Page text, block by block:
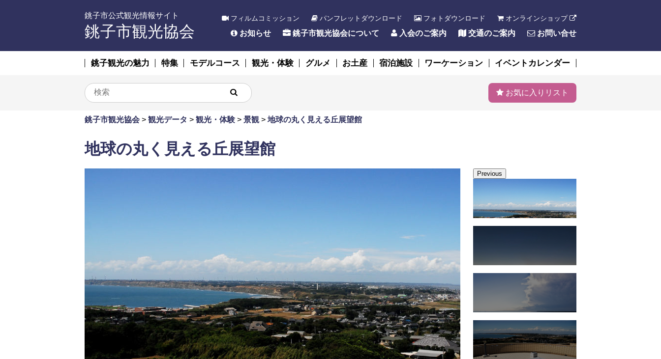
銚子市公式観光情報サイト
銚子市観光協会
フィルムコミッション パンフレットダウンロード フォトダウンロード オンラインショップ
お知らせ 銚子市観光協会について 入会のご案内 交通のご案内 お問い合せ
銚子観光の魅力 特集 モデルコース 観光・体験 グルメ お土産 宿泊施設 ワーケーション イベントカレンダー
お気に入りリスト
銚子市観光協会 > 観光データ > 観光・体験 > 景観> 地球の丸く見える丘展望館
地球の丸く見える丘展望館
Previous